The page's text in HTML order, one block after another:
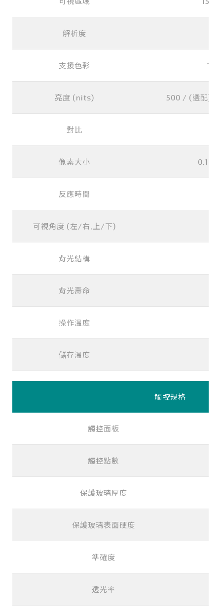
解析度
支援色彩
亮度 (nits) 500 / (選配)
對比
像素大小
反應時間
可視角度 (左/右,上/下)
背光結構
背光壽命
操作溫度
儲存溫度
觸控規格
觸控面板
觸控點數
保護玻璃厚度
保護玻璃表面硬度
準確度
透光率